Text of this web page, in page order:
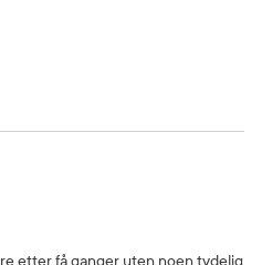
etter få ganger uten noen tydelig